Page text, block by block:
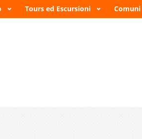
Tours ed Escursioni Comuni